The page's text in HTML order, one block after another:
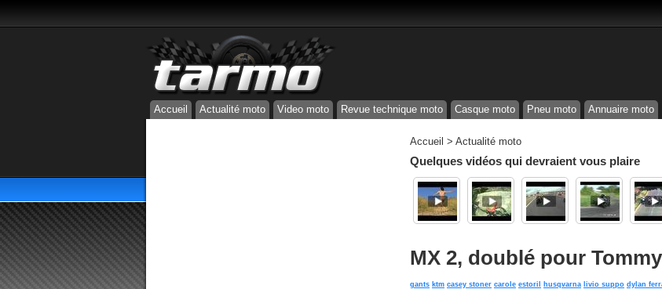
Accueil Actualité moto Video moto Revue technique moto Casque moto Pneu moto Annuaire moto
Accueil > Actualité moto
Quelques vidéos qui devraient vous plaire
MX 2, doublé pour
gants ktm casey stoner carole estoril husqvarna livio suppo dylan